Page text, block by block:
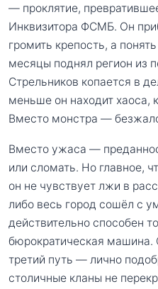
— проклятие,
Инквизитора ФСМБ. Он
громить крепость, а
месяцы поднял регион из
Стрельников копается в
меньше он находит хаоса,
Вместо монстра —
Вместо ужаса —
или сломать. Но главное,
он не чувствует лжи в
либо весь город сошёл с
действительно способен
бюрократическая машина.
третий путь — лично
столичные кланы не